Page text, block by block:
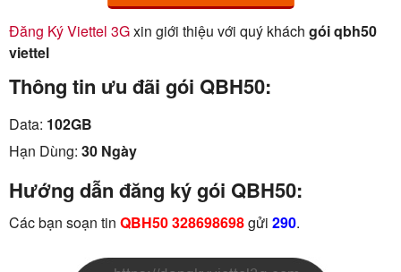
Đăng Ký Viettel 3Gxin giới thiệu với quý khách gói qbh50
viettel
Thông tin ưu đãi gói QBH50:
Data: 102GB
Hạn Dùng: 30 Ngày
Hướng dẫn đăng ký gói QBH50:
Các bạn soạn tin QBH50 328698698gửi 290.